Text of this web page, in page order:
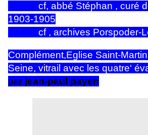
cf, abbé Stéphan , curé
1903-1905
cf , archives Porspoder-
Complément,Eglise Saint-
Seine, vitrail avec les quatre‘
par jean-paul payen